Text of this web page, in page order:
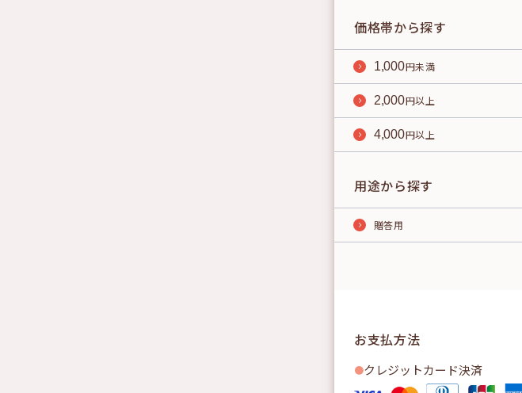
価格帯から探す
1,000円未満
2,000円以上
4,000円以上
用途から探す
贈答用
お支払方法
クレジットカード決済